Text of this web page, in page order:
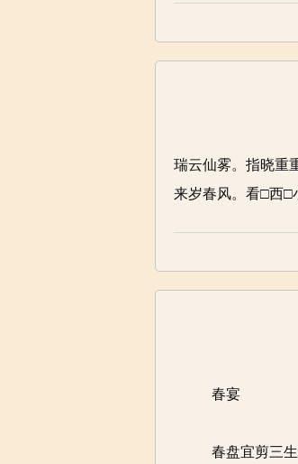
瑞云仙雾。指晓重
来岁春风。看□西□
春宴
春盘宜剪三